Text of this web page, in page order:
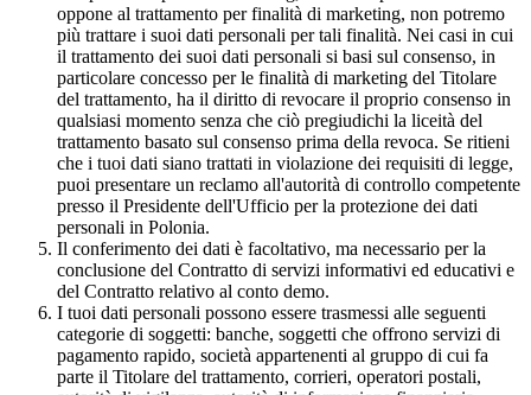
oppone al trattamento per finalità di marketing, non potremo
più trattare i suoi dati personali per tali finalità. Nei casi in cui
il trattamento dei suoi dati personali si basi sul consenso, in
particolare concesso per le finalità di marketing del Titolare
del trattamento, ha il diritto di revocare il proprio consenso in
qualsiasi momento senza che ciò pregiudichi la liceità del
trattamento basato sul consenso prima della revoca. Se ritieni
che i tuoi dati siano trattati in violazione dei requisiti di legge,
puoi presentare un reclamo all'autorità di controllo competente
presso il Presidente dell'Ufficio per la protezione dei dati
personali in Polonia.
Il conferimento dei dati è facoltativo, ma necessario per la
conclusione del Contratto di servizi informativi ed educativi e
del Contratto relativo al conto demo.
I tuoi dati personali possono essere trasmessi alle seguenti
categorie di soggetti: banche, soggetti che offrono servizi di
pagamento rapido, società appartenenti al gruppo di cui fa
parte il Titolare del trattamento, corrieri, operatori postali,